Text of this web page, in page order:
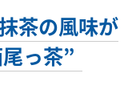
茶の風味が
っ茶”